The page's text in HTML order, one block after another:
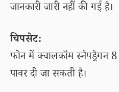
जानकारी जारी नहीं की गई है।
चिपसेट:
फोन में क्वालकॉम स्नैपड्रैगन
पावर दी जा सकती है।